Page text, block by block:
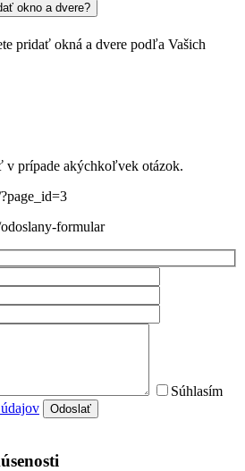
okno a dvere?
pridať okná a dvere podľa Vašich
v prípade akýchkoľvek otázok.
formular
Súhlasím
Odoslať